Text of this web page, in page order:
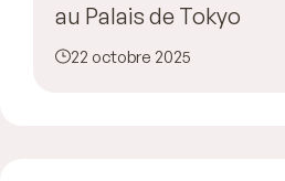
au Palais de Tokyo
22 octobre 2025